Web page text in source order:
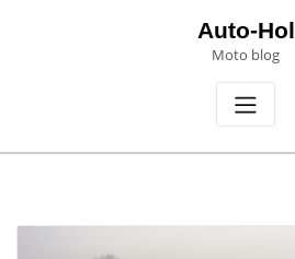
Auto-Hol
Moto blog